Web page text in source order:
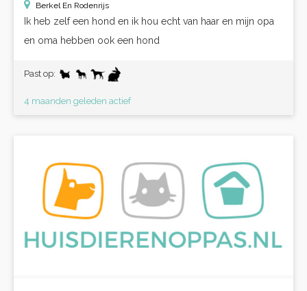
Berkel En Rodenrijs
Ik heb zelf een hond en ik hou echt van haar en mijn opa
en oma hebben ook een hond
Past op:
4 maanden geleden actief